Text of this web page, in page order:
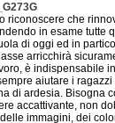
riconoscere che
in esame tutte
di oggi ed in
arricchirà
è indispensabile
aiutare i
di ardesia.
accattivante, non
immagini, dei